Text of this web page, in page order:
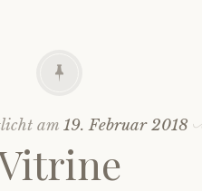
am 19. Februar 2018